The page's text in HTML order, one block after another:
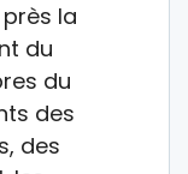
la
du
du
des
des